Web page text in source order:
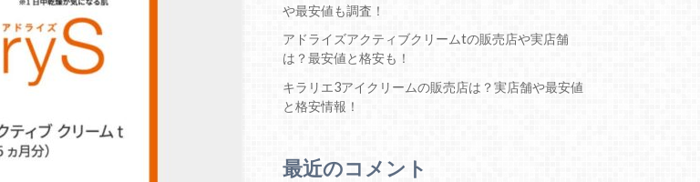
や最安値も調査！
アドライズアクティブクリームtの販売店や実店舗
は？最安値と格安も！
キラリエ3アイクリームの販売店は？実店舗や最安値
と格安情報！
最近のコメント